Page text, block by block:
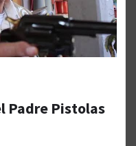
Padre Pistolas